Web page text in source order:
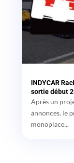
INDYCAR
sortie début
Après un
annonces, le
monoplace...